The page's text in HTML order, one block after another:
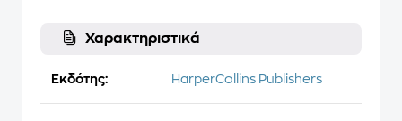
Χαρακτηριστικά
Εκδότης: HarperCollins Publishers